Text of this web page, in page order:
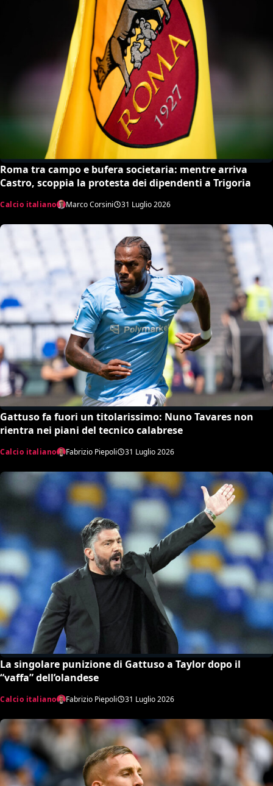
Roma tra campo e bufera societaria: mentre arriva
Castro, scoppia la protesta dei dipendenti a Trigoria
Calcio italiano Marco Corsini 31 Luglio 2026
Gattuso fa fuori un titolarissimo: Nuno Tavares non
rientra nei piani del tecnico calabrese
Calcio italiano Fabrizio Piepoli 31 Luglio 2026
La singolare punizione di Gattuso a Taylor dopo il
“vaffa” dell’olandese
Calcio italiano Fabrizio Piepoli 31 Luglio 2026